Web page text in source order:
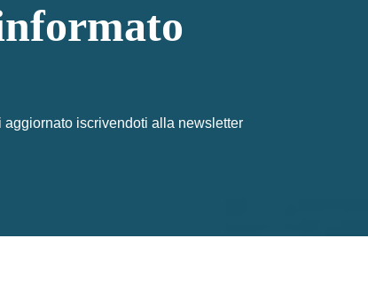
iscrivendoti alla newsletter